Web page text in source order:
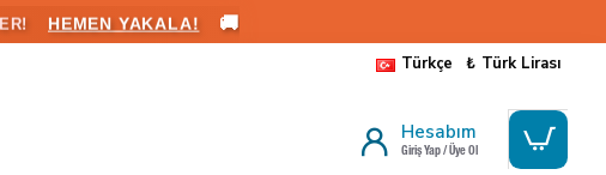
HEMEN YAKALA! 🚚
Türkçe ₺ Türk Lirası
Hesabım
Giriş Yap / Üye Ol